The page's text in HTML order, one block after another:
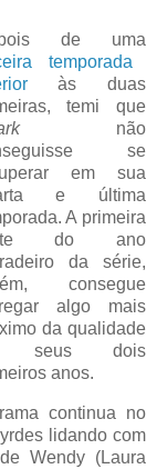
de uma
temporada
às duas
temi que
não
se
em sua
e última
A primeira
do ano
da série,
consegue
algo mais
da qualidade
seus dois
anos.
continua no
lidando com
Wendy (Laura